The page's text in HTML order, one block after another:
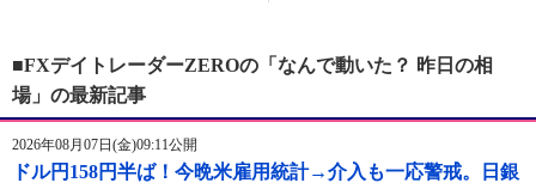
■FXデイトレーダーZEROの「なんで動いた？ 昨日の相
場」の最新記事
2026年08月07日(金)09:11公開
ドル円158円半ば！今晩米雇用統計→介入も一応警戒。日銀